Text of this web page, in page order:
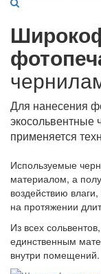
Для нанесения
экосольвентные
применяется
Используемые
материалом, а
воздействию
на протяжении
Из всех
единственным
внутри помещений.